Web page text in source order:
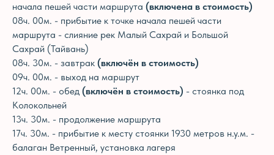
начала пешей части маршрута (включена в стоимость)
08ч. 00м. - прибытие к точке начала пешей части
маршрута - слияние рек Малый Сахрай и Большой
Сахрай (Тайвань)
08ч. 30м. - завтрак (включён в стоимость)
09ч. 00м. - выход на маршрут
12ч. 00м. - обед (включён в стоимость) - стоянка под
Колокольней
13ч. 30м. - продолжение маршрута
17ч. 30м. - прибытие к месту стоянки 1930 метров н.у.м. -
балаган Ветренный, установка лагеря